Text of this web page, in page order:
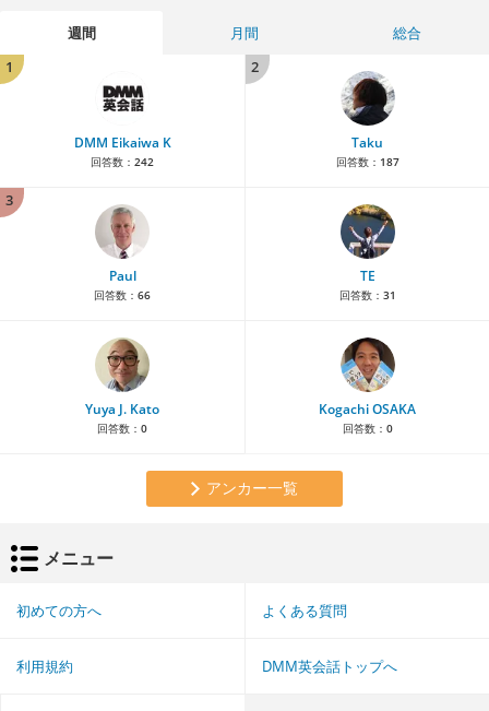
週間 月間
総合
1
DMM Eikaiwa K
回答数： 242
2
Taku
回答数： 187
3
Paul
回答数： 66
TE
回答数： 31
Yuya J. Kato
回答数： 0
Kogachi OSAKA
回答数： 0
アンカー一覧
メニュー
初めての方へ よくある質問
利用規約 DMM英会話トップへ